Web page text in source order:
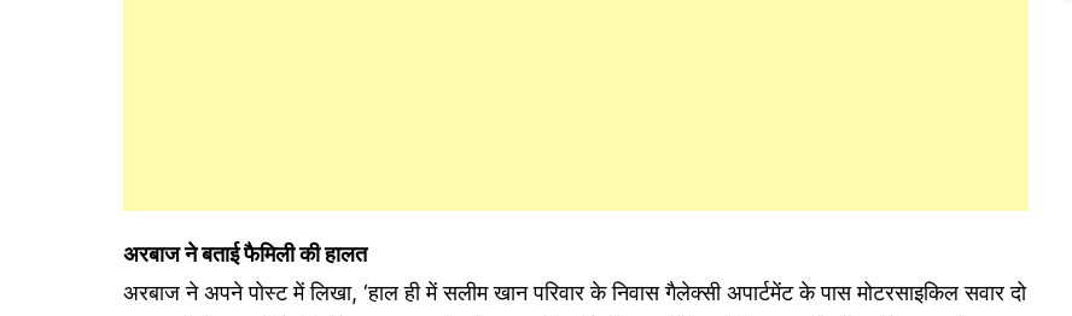
अरबाज ने बताई फैमिली की हालत
अरबाज ने अपने पोस्ट में लिखा, ‘हाल ही में सलीम खान परिवार के निवास गैलेक्सी अपार्टमेंट के पास मोटरसाइकिल सवार दो